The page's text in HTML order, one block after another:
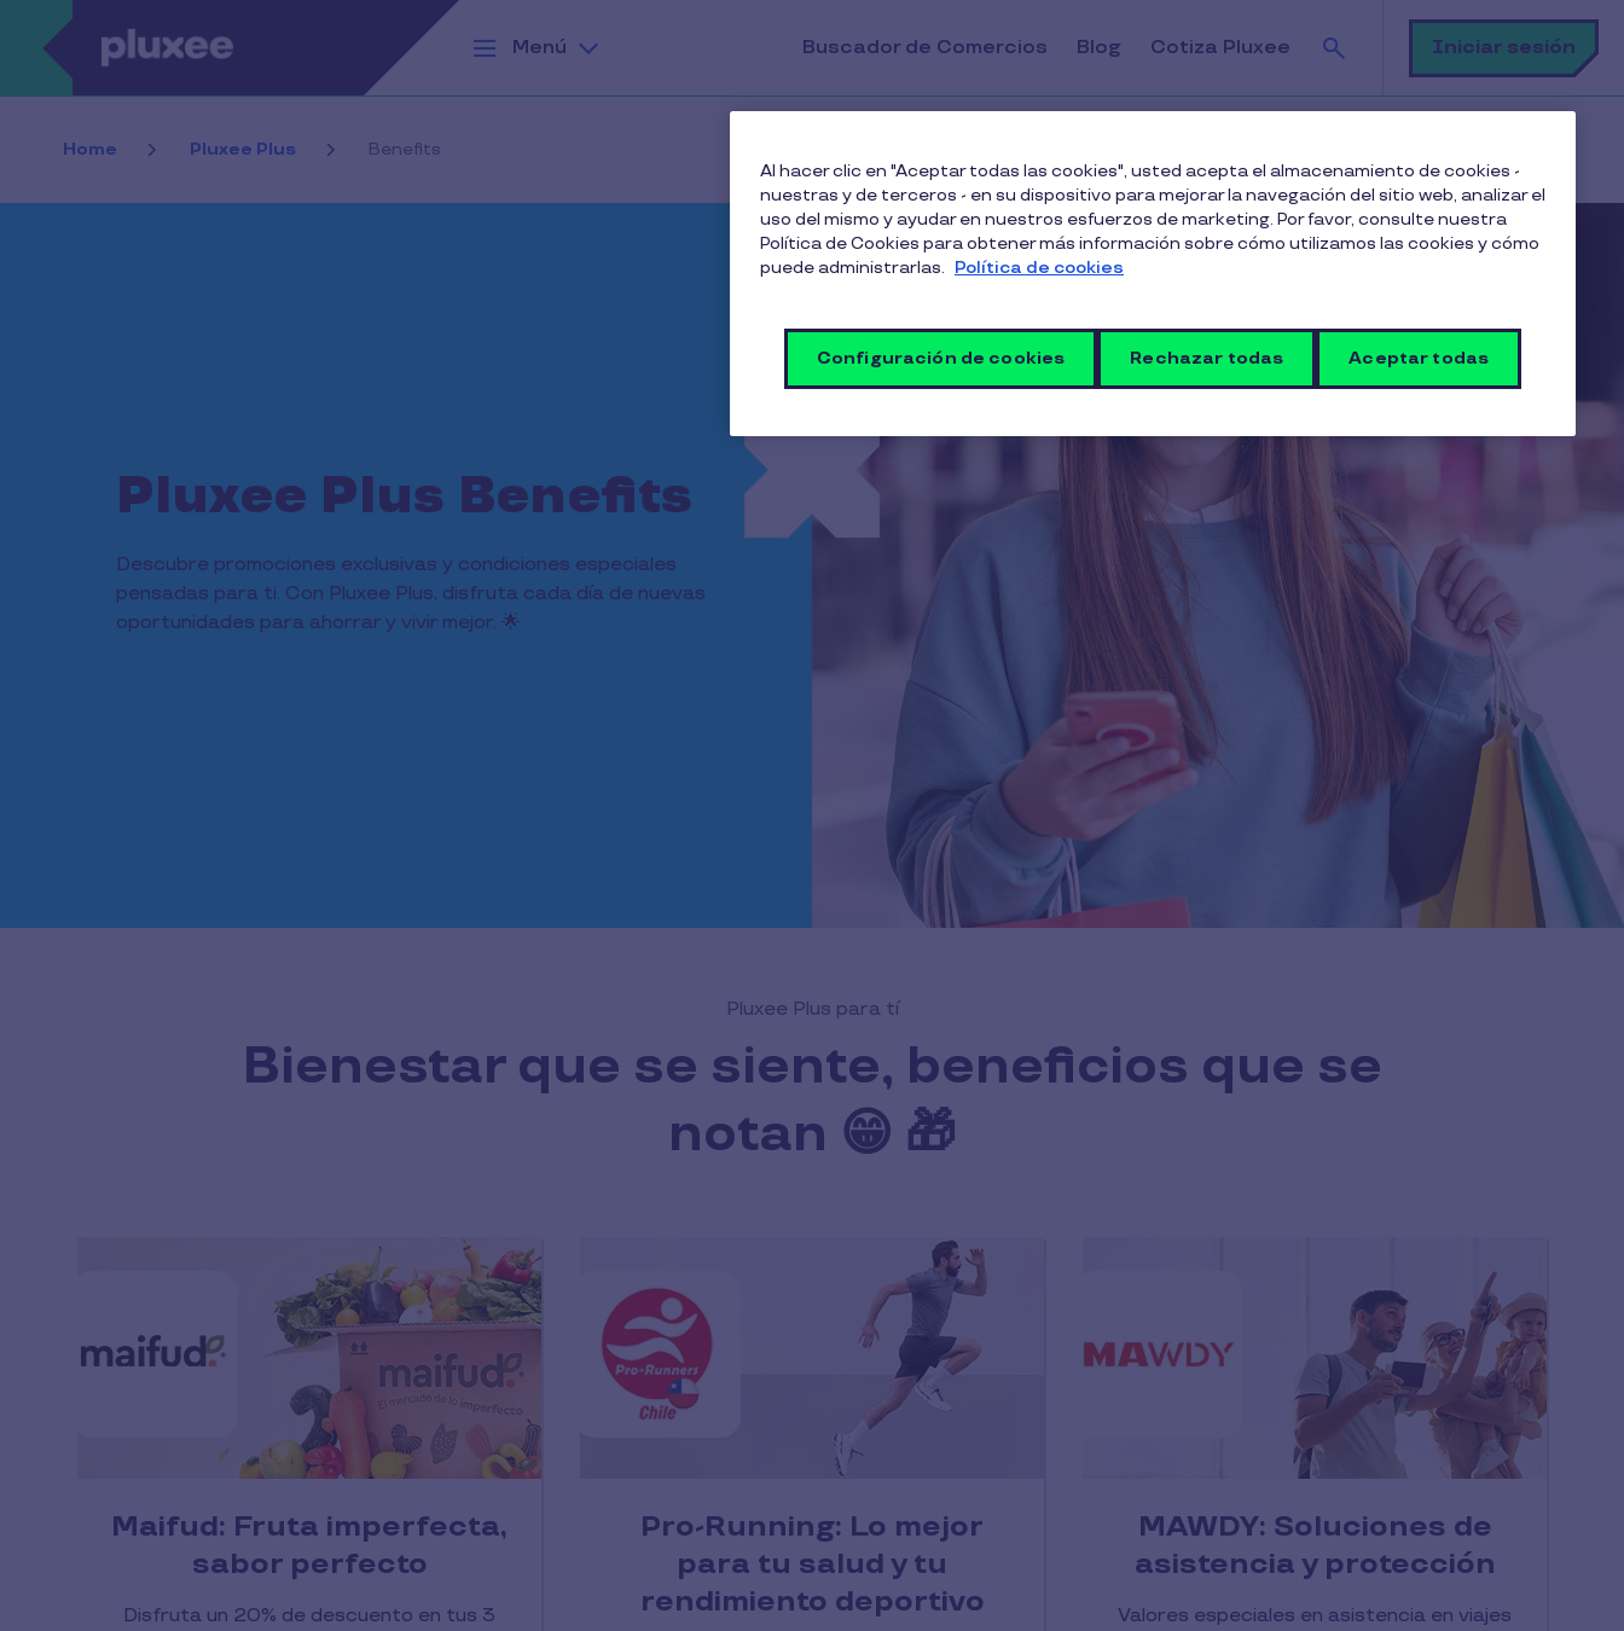
Pasar al contenido principal
Menú
Buscador de Comercios Blog Cotiza Pluxee
Buscar
Iniciar sesión
Home Pluxee Plus Benefits
Pluxee Plus Benefits
Descubre promociones exclusivas y condiciones especiales
pensadas para ti. Con Pluxee Plus, disfruta cada día de nuevas
oportunidades para ahorrar y vivir mejor. 🌟
Pluxee Plus para tí
Bienestar que se siente, beneficios que se
notan 😁 🎁
Maifud: Fruta imperfecta,
sabor perfecto
Disfruta un 20% de descuento en tus 3
Pro-Running: Lo mejor
para tu salud y tu
rendimiento deportivo
MAWDY: Soluciones de
asistencia y protección
Valores especiales en asistencia en viajes
Al hacer clic en "Aceptar todas las cookies", usted acepta el almacenamiento de cookies -
nuestras y de terceros - en su dispositivo para mejorar la navegación del sitio web, analizar el
uso del mismo y ayudar en nuestros esfuerzos de marketing. Por favor, consulte nuestra
Política de Cookies para obtener más información sobre cómo utilizamos las cookies y cómo
puede administrarlas. Política de cookies
Configuración de cookies Rechazar todas Aceptar todas